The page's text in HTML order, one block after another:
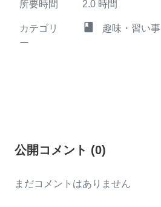
所要時間 2.0 時間
カテゴリ
ー
class 趣味・習い事
公開コメント (0)
まだコメントはありません